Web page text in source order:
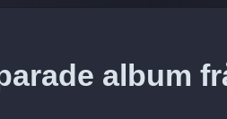
album